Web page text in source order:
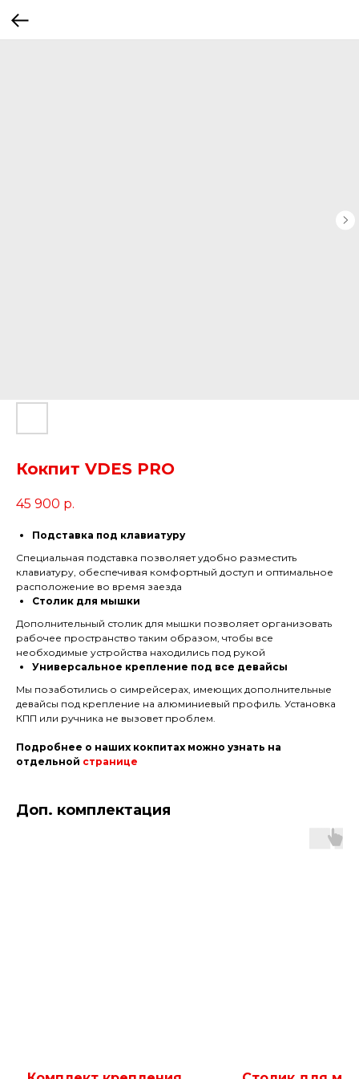
Кокпит VDES PRO
45 900 р.
Подставка под клавиатуру
Специальная подставка позволяет удобно разместить
клавиатуру, обеспечивая комфортный доступ и оптимальное
расположение во время заезда
Столик для мышки
Дополнительный столик для мышки позволяет организовать
рабочее пространство таким образом, чтобы все
необходимые устройства находились под рукой
Универсальное крепление под все девайсы
Мы позаботились о симрейсерах, имеющих дополнительные
девайсы под крепление на алюминиевый профиль. Установка
КПП или ручника не вызовет проблем.
Подробнее о наших кокпитах можно узнать на
отдельной странице
Доп. комплектация